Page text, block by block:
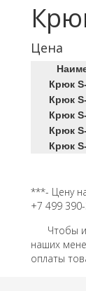
Цена
Крюк
Крюк
Крюк
Крюк
Крюк
***- Цену
+7 499
Чтобы
наших
оплаты